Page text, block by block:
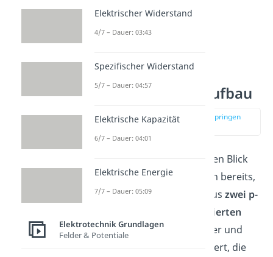
PNP Transistor Aufbau
zur Stelle im Video springen
(00:52)
Werfen wir einen genaueren Blick
auf den Aufbau. Wir wissen bereits,
dass der PNP Transistor aus zwei p-
einer n-dotierten
Schicht besteht. Der Emitter und
Kollektor sind dabei p-dotiert, die
Elektrischer Widerstand
4/7 – Dauer: 03:43
Spezifischer Widerstand
5/7 – Dauer: 04:57
Elektrische Kapazität
6/7 – Dauer: 04:01
Elektrische Energie
7/7 – Dauer: 05:09
Elektrotechnik Grundlagen
Felder & Potentiale